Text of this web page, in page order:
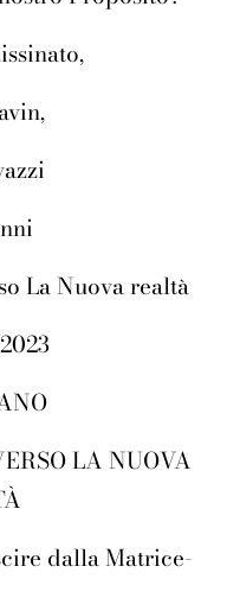
La Nuova realtà
LA NUOVA
dalla Matrice-